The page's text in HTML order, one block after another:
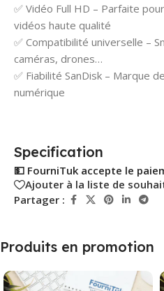
✅ Vidéo Full HD – Parfaite
vidéos haute qualité
✅ Compatibilité universelle –
caméras, drones…
✅ Fiabilité SanDisk – Marque
numérique
Specification
💵 FourniTuk accepte le
Ajouter à la liste de
Partager :
Produits en promotion